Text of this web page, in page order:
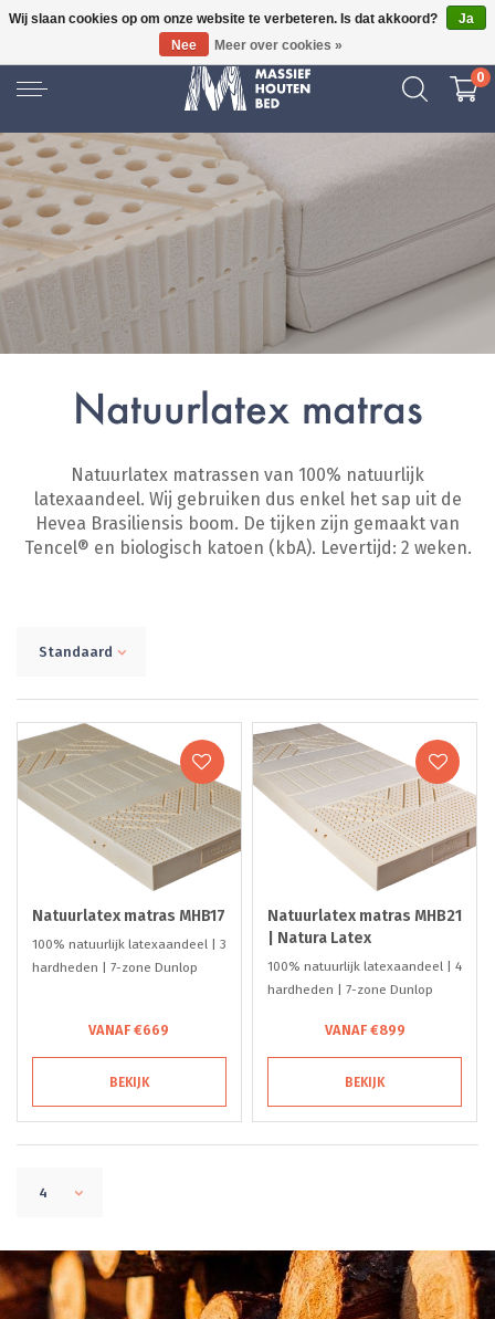
GRATIS BEZORGD
0
Natuurlatex matras
Natuurlatex matrassen van 100% natuurlijk
latexaandeel. Wij gebruiken dus enkel het sap uit de
Hevea Brasiliensis boom. De tijken zijn gemaakt van
Tencel® en biologisch katoen (kbA). Levertijd: 2 weken.
Standaard
Natuurlatex matras MHB17
100% natuurlijk latexaandeel | 3
hardheden | 7-zone Dunlop
VANAF €669
BEKIJK
Natuurlatex matras MHB21
| Natura Latex
100% natuurlijk latexaandeel | 4
hardheden | 7-zone Dunlop
VANAF €899
BEKIJK
4
Wij slaan cookies op om onze website te verbeteren. Is dat akkoord?
Ja
Nee
Meer over cookies »